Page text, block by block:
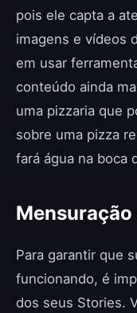
pois ele capta a
imagens e vídeos
em usar
conteúdo ainda
uma pizzaria que
sobre uma pizza
fará água na boca
Para garantir que
funcionando, é
dos seus Stories.